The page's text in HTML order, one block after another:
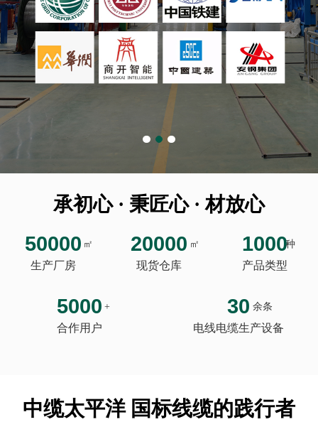
承初心 · 秉匠心 · 材放心
50000 ㎡
生产厂房
20000 ㎡
现货仓库
1000种
产品类型
5000 +
合作用户
30 余条
电线电缆生产设备
中缆太平洋 国标线缆的践行者